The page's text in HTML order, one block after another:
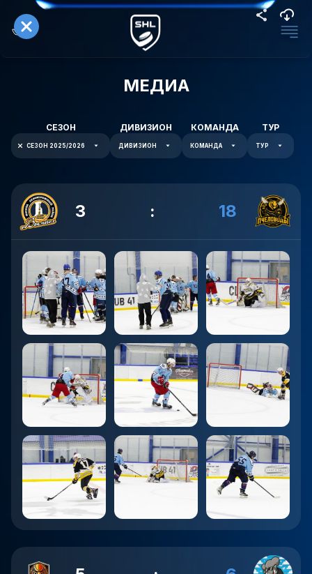
МЕДИА
СЕЗОН
СЕЗОН 2025/2026
ДИВИЗИОН
ДИВИЗИОН
КОМАНДА
КОМАНДА
ТУР
ТУР
3 : 18